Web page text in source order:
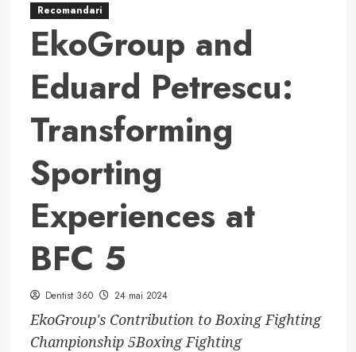
Recomandari
EkoGroup and
Eduard Petrescu:
Transforming
Sporting
Experiences at
BFC 5
Dentist 360 24 mai 2024
EkoGroup's Contribution to Boxing Fighting
Championship 5Boxing Fighting